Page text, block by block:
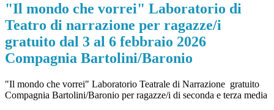
"Il mondo che vorrei" Laboratorio di
Teatro di narrazione per ragazze/i
gratuito dal 3 al 6 febbraio 2026
Compagnia Bartolini/Baronio
"Il mondo che vorrei" Laboratorio Teatrale di Narrazione gratuito
Compagnia Bartolini/Baronio per ragazze/i di seconda e terza media